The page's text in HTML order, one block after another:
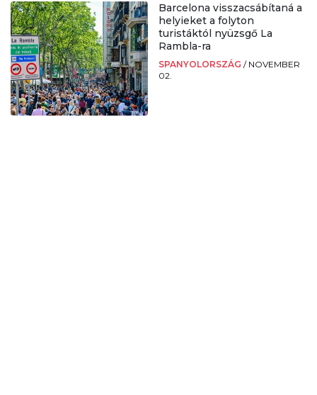
Barcelona visszacsábítaná a
helyieket a folyton
turistáktól nyüzsgő La
Rambla-ra
SPANYOLORSZÁG / NOVEMBER
02.